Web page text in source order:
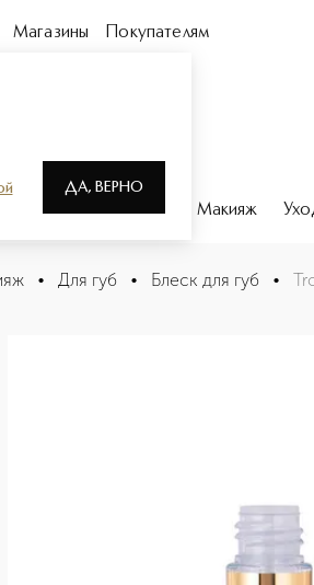
ДА, ВЕРНО
Магазины Покупателям
Парфюмерия Макияж
для губ
• Для губ • Блеск для губ •